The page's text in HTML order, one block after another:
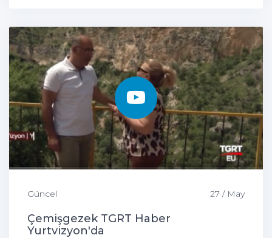
Güncel 27 / May
Çemişgezek TGRT Haber
Yurtvizyon'da